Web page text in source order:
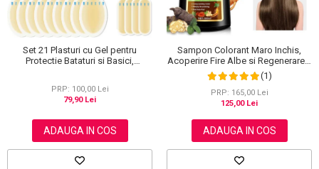
Set 21 Plasturi cu Gel pentru
Protectie Bataturi si Basici,
PRP: 100,00 Lei
79,90 Lei
ADAUGA IN COS
Sampon Colorant Maro Inchis,
Acoperire Fire Albe si Regenerare 3
in 1, #5 Dark Coffee, 500 ml
(1)
PRP: 165,00 Lei
125,00 Lei
ADAUGA IN COS